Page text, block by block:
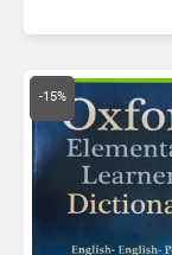
-15%
قیمت
اصلی
530,000 تومان
بود.
قیمت
فعلی
است.